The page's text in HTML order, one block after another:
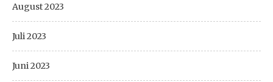
August 2023
Juli 2023
Juni 2023